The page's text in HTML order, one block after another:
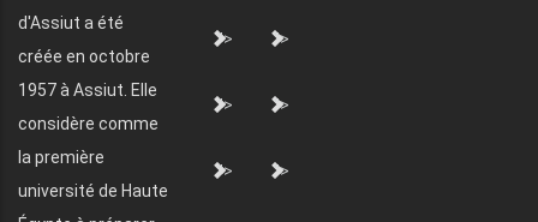
d'Assiut a été
créée en octobre
1957 à Assiut. Elle
considère comme
la première
université de Haute
"> ">
"> ">
"> ">